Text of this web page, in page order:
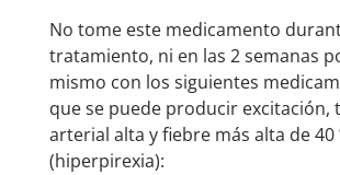
No tome este medicamento
tratamiento, ni en las 2 semanas
mismo con los siguientes
que se puede producir excitación,
arterial alta y fiebre más alta de 40
(hiperpirexia):